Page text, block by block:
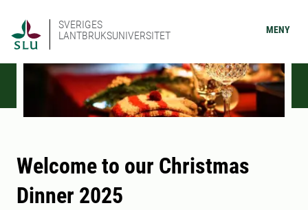
SVERIGES
LANTBRUKSUNIVERSITET
MENY
Welcome to our Christmas
Dinner 2025